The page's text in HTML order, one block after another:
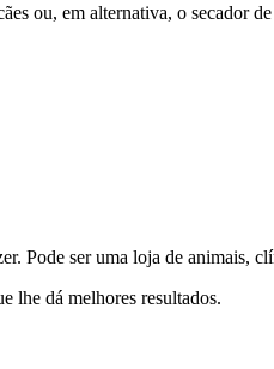
ou, em alternativa, o secador
Pode ser uma loja de animais,
lhe dá melhores resultados.